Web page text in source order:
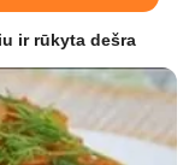
ir rūkyta dešra